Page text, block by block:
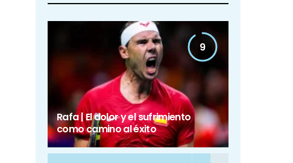
9
Rafa | El dolor y el sufrimiento
como camino al éxito